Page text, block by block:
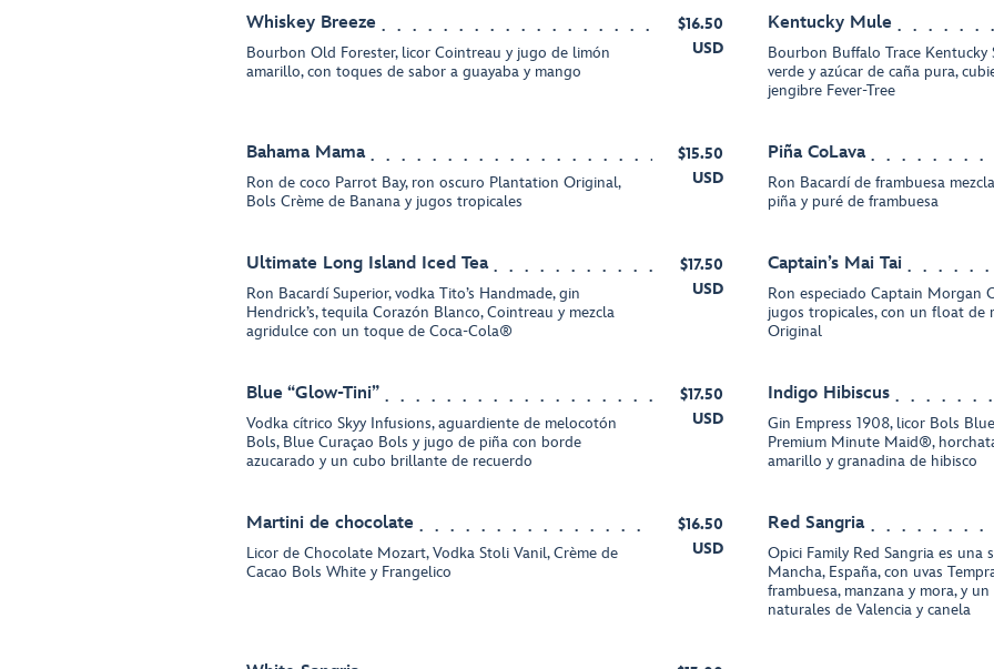
Whiskey Breeze
Bourbon Old Forester, licor Cointreau y jugo de limón
amarillo, con toques de sabor a guayaba y mango
$16.50
USD
Kentucky Mule
Bourbon Buffalo Trace
verde y azúcar de caña pura,
jengibre Fever-Tree
Bahama Mama
Ron de coco Parrot Bay, ron oscuro Plantation Original,
Bols Crème de Banana y jugos tropicales
$15.50
USD
Piña CoLava
Ron Bacardí de frambuesa
piña y puré de frambuesa
Ultimate Long Island Iced Tea
Ron Bacardí Superior, vodka Tito’s Handmade, gin
Hendrick’s, tequila Corazón Blanco, Cointreau y mezcla
agridulce con un toque de Coca-Cola®
$17.50
USD
Captain’s Mai Tai
Ron especiado Captain Morgan
jugos tropicales, con un float de
Original
Blue “Glow-Tini”
Vodka cítrico Skyy Infusions, aguardiente de melocotón
Bols, Blue Curaçao Bols y jugo de piña con borde
azucarado y un cubo brillante de recuerdo
$17.50
USD
Indigo Hibiscus
Gin Empress 1908, licor Bols
Premium Minute Maid®,
amarillo y granadina de hibisco
Martini de chocolate
Licor de Chocolate Mozart, Vodka Stoli Vanil, Crème de
Cacao Bols White y Frangelico
$16.50
USD
Red Sangria
Opici Family Red Sangria es una
Mancha, España, con uvas
frambuesa, manzana y mora, y
naturales de Valencia y canela